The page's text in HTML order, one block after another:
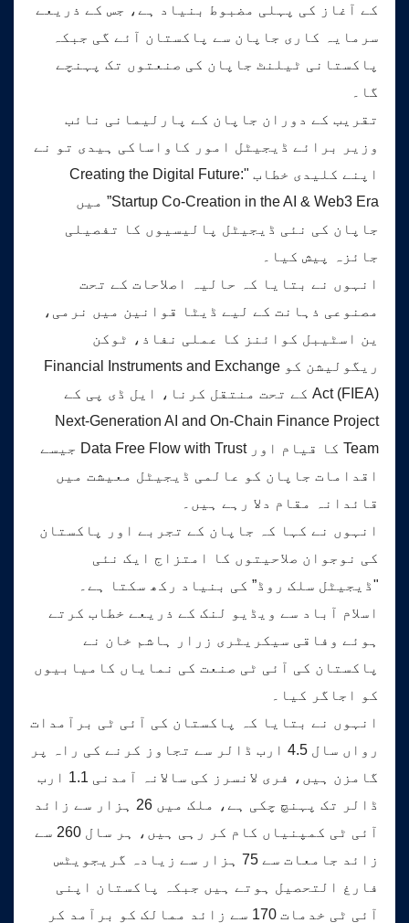
کے آغاز کی پہلی مضبوط بنیاد ہے، جس کے ذریعے
سرمایہ کاری جاپان سے پاکستان آئے گی جبکہ
پاکستانی ٹیلنٹ جاپان کی صنعتوں تک پہنچے
گا۔
تقریب کے دوران جاپان کے پارلیمانی نائب
وزیر برائے ڈیجیٹل امور کاواساکی ہیدی تو نے
اپنے کلیدی خطاب "Creating the Digital Future:
Startup Co-Creation in the AI & Web3 Era” میں
جاپان کی نئی ڈیجیٹل پالیسیوں کا تفصیلی
جائزہ پیش کیا۔
انہوں نے بتایا کہ حالیہ اصلاحات کے تحت
مصنوعی ذہانت کے لیے ڈیٹا قوانین میں نرمی،
ین اسٹیبل کوائنز کا عملی نفاذ، ٹوکن
ریگولیشن کو Financial Instruments and Exchange
Act (FIEA) کے تحت منتقل کرنا، ایل ڈی پی کے
Next-Generation AI and On-Chain Finance Project
Team کا قیام اور Data Free Flow with Trust جیسے
اقدامات جاپان کو عالمی ڈیجیٹل معیشت میں
قائدانہ مقام دلا رہے ہیں۔
انہوں نے کہا کہ جاپان کے تجربے اور پاکستان
کی نوجوان صلاحیتوں کا امتزاج ایک نئی
"ڈیجیٹل سلک روڈ” کی بنیاد رکھ سکتا ہے۔
اسلام آباد سے ویڈیو لنک کے ذریعے خطاب کرتے
ہوئے وفاقی سیکریٹری زرار ہاشم خان نے
پاکستان کی آئی ٹی صنعت کی نمایاں کامیابیوں
کو اجاگر کیا۔
انہوں نے بتایا کہ پاکستان کی آئی ٹی برآمدات
رواں سال 4.5 ارب ڈالر سے تجاوز کرنے کی راہ پر
گامزن ہیں، فری لانسرز کی سالانہ آمدنی 1.1 ارب
ڈالر تک پہنچ چکی ہے، ملک میں 26 ہزار سے زائد
آئی ٹی کمپنیاں کام کر رہی ہیں، ہر سال 260 سے
زائد جامعات سے 75 ہزار سے زیادہ گریجویٹس
فارغ التحصیل ہوتے ہیں جبکہ پاکستان اپنی
آئی ٹی خدمات 170 سے زائد ممالک کو برآمد کر